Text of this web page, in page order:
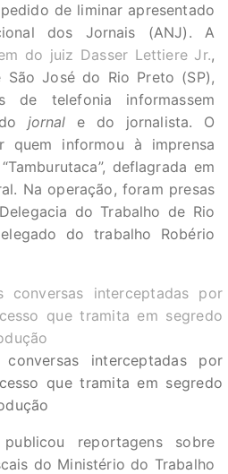
de liminar apresentado
dos Jornais (ANJ). A
do juiz Dasser Lettiere Jr.,
São José do Rio Preto (SP),
de telefonia informassem
jornal e do jornalista. O
quem informou à imprensa
deflagrada em
Na operação, foram presas
do Trabalho de Rio
do trabalho Robério
interceptadas por
que tramita em segredo
reportagens sobre
do Ministério do Trabalho